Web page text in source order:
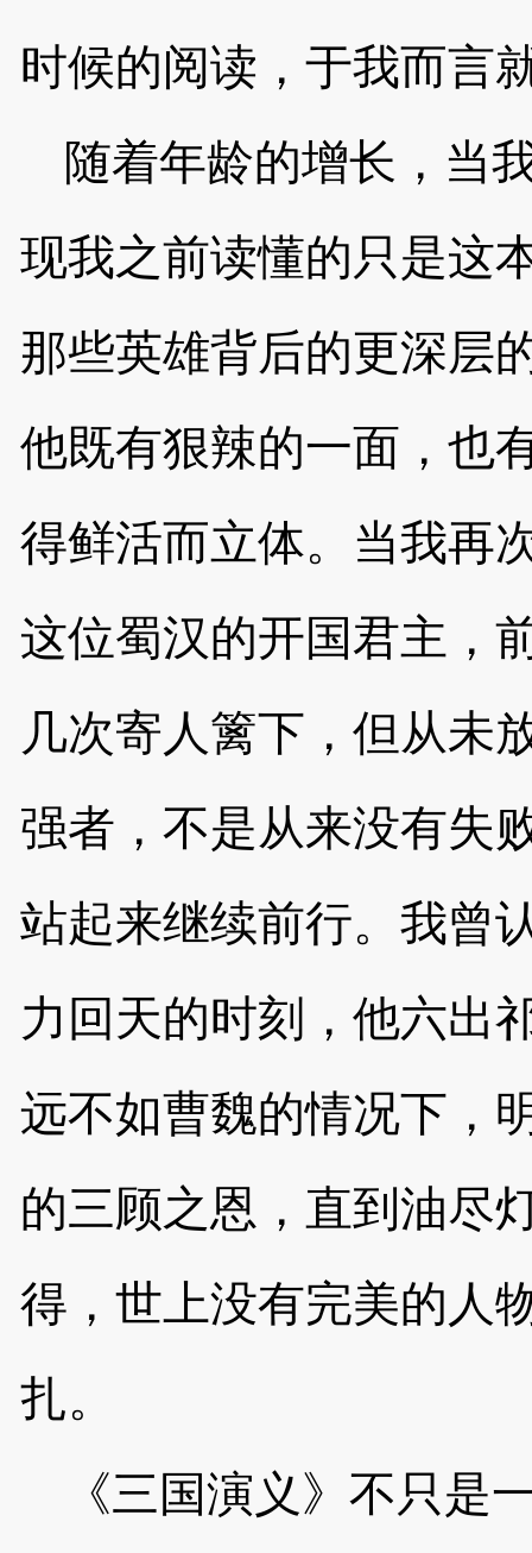
时候的阅读，于我而言
随着年龄的增长，当
现我之前读懂的只是这
那些英雄背后的更深层
他既有狠辣的一面，也
得鲜活而立体。当我再
这位蜀汉的开国君主，
几次寄人篱下，但从未
强者，不是从来没有失
站起来继续前行。我曾
力回天的时刻，他六出
远不如曹魏的情况下，
的三顾之恩，直到油尽
得，世上没有完美的人
扎。
《三国演义》不只是